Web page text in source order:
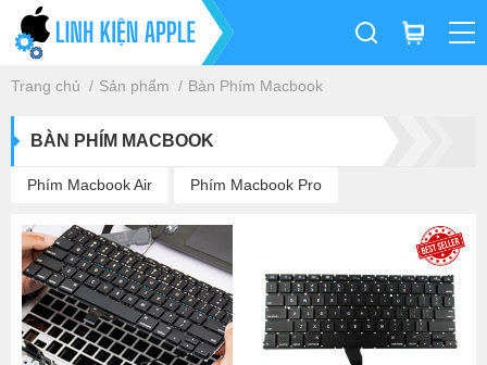
Trang chủ Sản phẩm Bàn Phím Macbook
BÀN PHÍM MACBOOK
Phím Macbook Air Phím Macbook Pro